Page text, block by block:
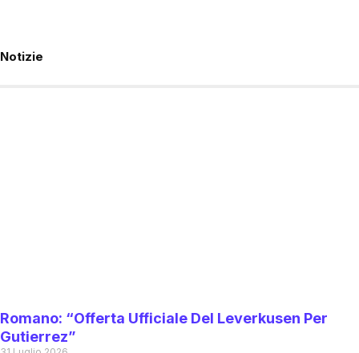
Notizie
Romano: “Offerta Ufficiale Del Leverkusen Per
Gutierrez”